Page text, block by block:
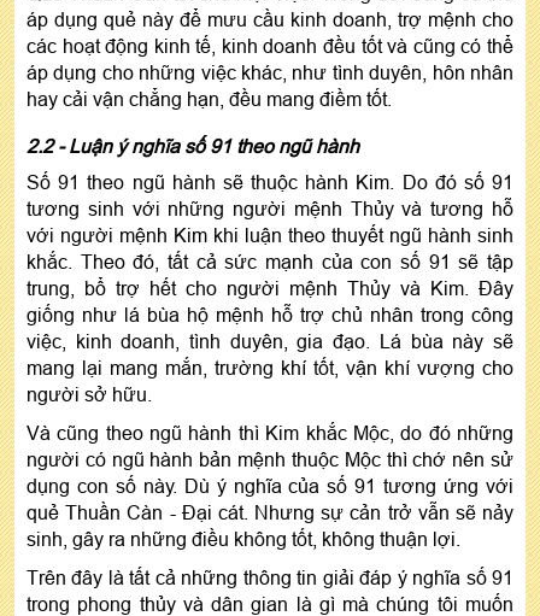
áp dụng quẻ này để mưu cầu kinh doanh, trợ mệnh cho
các hoạt động kinh tế, kinh doanh đều tốt và cũng có thể
áp dụng cho những việc khác, như tình duyên, hôn nhân
hay cải vận chẳng hạn, đều mang điềm tốt.
2.2 - Luận ý nghĩa số 91 theo ngũ hành
Số 91 theo ngũ hành sẽ thuộc hành Kim. Do đó số 91
tương sinh với những người mệnh Thủy và tương hỗ
với người mệnh Kim khi luận theo thuyết ngũ hành sinh
khắc. Theo đó, tất cả sức mạnh của con số 91 sẽ tập
trung, bổ trợ hết cho người mệnh Thủy và Kim. Đây
giống như lá bùa hộ mệnh hỗ trợ chủ nhân trong công
việc, kinh doanh, tình duyên, gia đạo. Lá bùa này sẽ
mang lại mang mắn, trường khí tốt, vận khí vượng cho
người sở hữu.
Và cũng theo ngũ hành thì Kim khắc Mộc, do đó những
người có ngũ hành bản mệnh thuộc Mộc thì chớ nên sử
dụng con số này. Dù ý nghĩa của số 91 tương ứng với
quẻ Thuần Càn - Đại cát. Nhưng sự cản trở vẫn sẽ nảy
sinh, gây ra những điều không tốt, không thuận lợi.
Trên đây là tất cả những thông tin giải đáp ý nghĩa số 91
trong phong thủy và dân gian là gì mà chúng tôi muốn